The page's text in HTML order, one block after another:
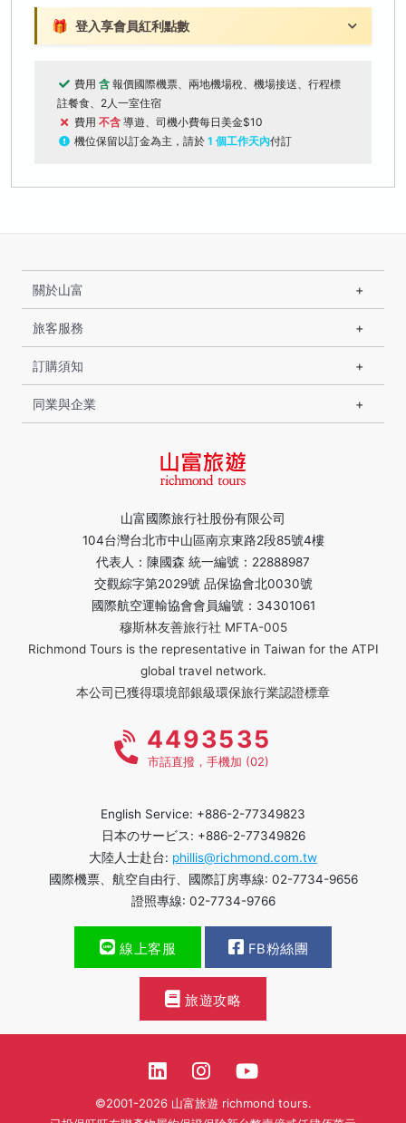
🎁 登入享會員紅利點數
費用 含 報價國際機票、兩地機場稅、機場接送、行程標
註餐食、2人一室住宿
費用 不含 導遊、司機小費每日美金$10
機位保留以訂金為主，請於 1 個工作天內付訂
山富國際旅行社股份有限公司
104台灣台北市中山區南京東路2段85號4樓
代表人：陳國森 統一編號：22888987
交觀綜字第2029號 品保協會北0030號
國際航空運輸協會會員編號：34301061
穆斯林友善旅行社 MFTA-005
Richmond Tours is the representative in Taiwan for the ATPI
global travel network.
本公司已獲得環境部銀級環保旅行業認證標章
關於山富
旅客服務
訂購須知
同業與企業
4493535
市話直撥，手機加 (02)
English Service: +886-2-77349823
日本のサービス: +886-2-77349826
大陸人士赴台: phillis@richmond.com.tw
國際機票、航空自由行、國際訂房專線: 02-7734-9656
證照專線: 02-7734-9766
線上客服 FB粉絲團
旅遊攻略
©2001-2026 山富旅遊 richmond tours.